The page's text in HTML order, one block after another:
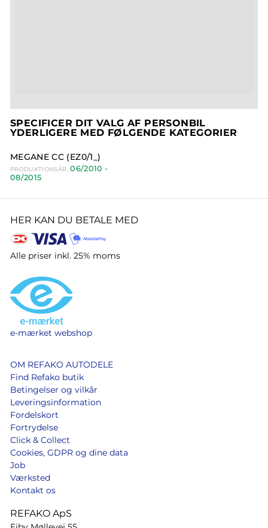
SPECIFICER DIT VALG AF PERSONBIL
YDERLIGERE MED FØLGENDE KATEGORIER
MEGANE CC (EZ0/1_)
PRODUKTIONSÅR:06/2010 -
08/2015
HER KAN DU BETALE MED
Alle priser inkl. 25% moms
e-mærket webshop
OM REFAKO AUTODELE
Find Refako butik
Betingelser og vilkår
Leveringsinformation
Fordelskort
Fortrydelse
Click & Collect
Cookies, GDPR og dine data
Job
Værksted
Kontakt os
REFAKO ApS